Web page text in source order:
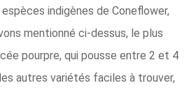
indigènes de Coneflower,
mentionné ci-dessus, le plus
pourpre, qui pousse entre 2 et 4
autres variétés faciles à trouver,